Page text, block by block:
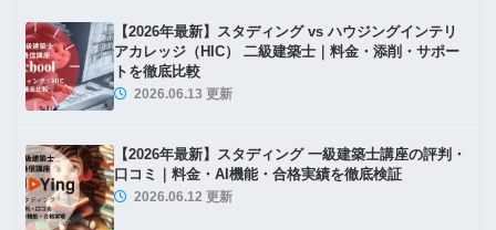
【2026年最新】スタディング vs ハウジングインテリ
アカレッジ（HIC） 二級建築士｜料金・添削・サポー
トを徹底比較
2026.06.13 更新
【2026年最新】スタディング 一級建築士講座の評判・
口コミ｜料金・AI機能・合格実績を徹底検証
2026.06.12 更新